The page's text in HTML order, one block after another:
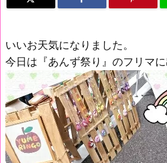
いいお天気になりました。
今日は『あんず祭り』のフリマ